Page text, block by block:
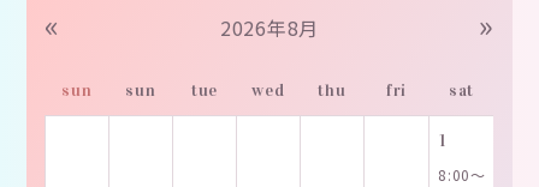
« 2026年8月 »
sun sun tue wed thu fri sat
1
8:00～